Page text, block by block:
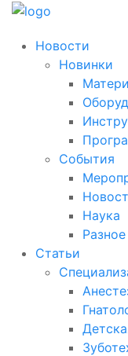
Новости
Новинки
События
Наука
Разное
Статьи